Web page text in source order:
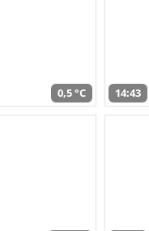
0,5 °C 14:43